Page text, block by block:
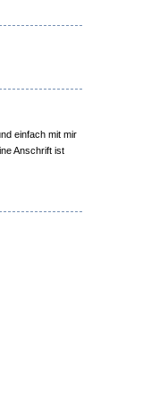
einfach mit mir
Anschrift ist